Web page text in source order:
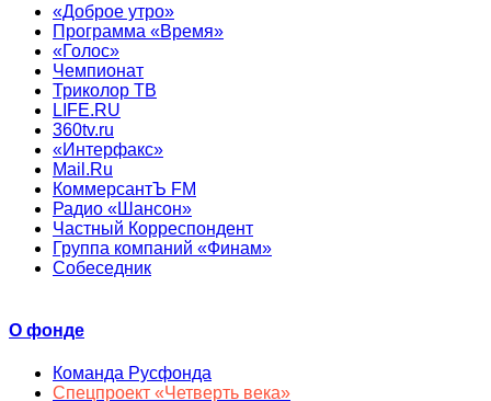
«Доброе утро»
Программа «Время»
«Голос»
Чемпионат
Триколор ТВ
LIFE.RU
360tv.ru
«Интерфакс»
Mail.Ru
КоммерсантЪ FM
Радио «Шансон»
Частный Корреспондент
Группа компаний «Финам»
Собеседник
О фонде
Команда Русфонда
Спецпроект «Четверть века»